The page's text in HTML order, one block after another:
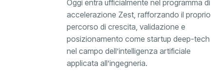
Oggi entra ufficialmente nel programma di
accelerazione Zest, rafforzando il proprio
percorso di crescita, validazione e
posizionamento come startup deep-tech
nel campo dell’intelligenza artificiale
applicata all’ingegneria.